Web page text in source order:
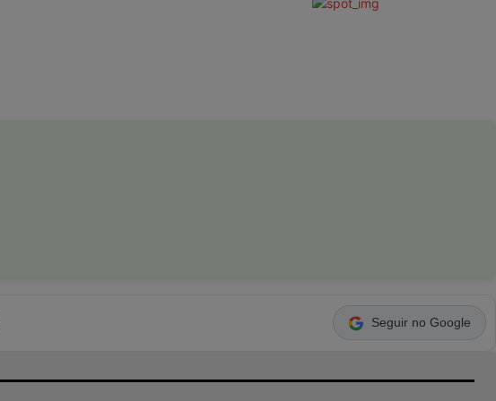
Seguir no Google